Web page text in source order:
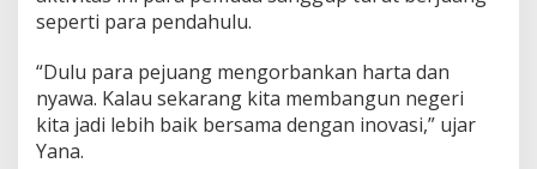
m
p
n
g
o
seperti para pendahulu.
“Dulu para pejuang mengorbankan harta dan
nyawa. Kalau sekarang kita membangun negeri
kita jadi lebih baik bersama dengan inovasi,” ujar
Yana.